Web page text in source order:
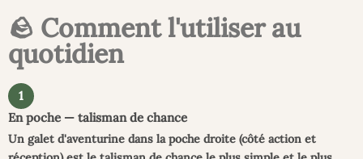
🪨 Comment l'utiliser au
quotidien
1
En poche — talisman de chance
Un galet d'aventurine dans la poche droite (côté action et